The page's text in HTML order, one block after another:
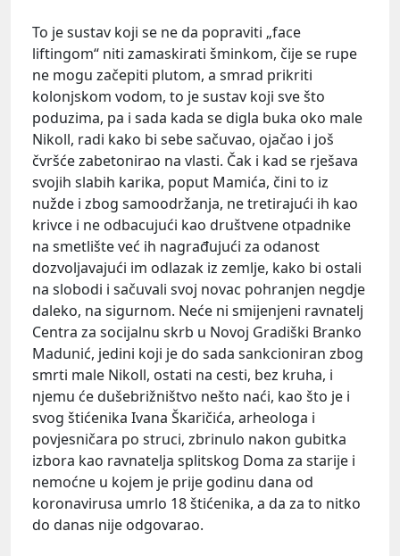
To je sustav koji se ne da popraviti „face
liftingom“ niti zamaskirati šminkom, čije se rupe
ne mogu začepiti plutom, a smrad prikriti
kolonjskom vodom, to je sustav koji sve što
poduzima, pa i sada kada se digla buka oko male
Nikoll, radi kako bi sebe sačuvao, ojačao i još
čvršće zabetonirao na vlasti. Čak i kad se rješava
svojih slabih karika, poput Mamića, čini to iz
nužde i zbog samoodržanja, ne tretirajući ih kao
krivce i ne odbacujući kao društvene otpadnike
na smetlište već ih nagrađujući za odanost
dozvoljavajući im odlazak iz zemlje, kako bi ostali
na slobodi i sačuvali svoj novac pohranjen negdje
daleko, na sigurnom. Neće ni smijenjeni ravnatelj
Centra za socijalnu skrb u Novoj Gradiški Branko
Madunić, jedini koji je do sada sankcioniran zbog
smrti male Nikoll, ostati na cesti, bez kruha, i
njemu će dušebrižništvo nešto naći, kao što je i
svog štićenika Ivana Škaričića, arheologa i
povjesničara po struci, zbrinulo nakon gubitka
izbora kao ravnatelja splitskog Doma za starije i
nemoćne u kojem je prije godinu dana od
koronavirusa umrlo 18 štićenika, a da za to nitko
do danas nije odgovarao.